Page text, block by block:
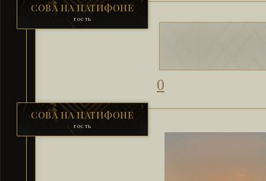
СОВА НА ПАТИФОНЕ
гость
0
СОВА НА ПАТИФОНЕ
гость